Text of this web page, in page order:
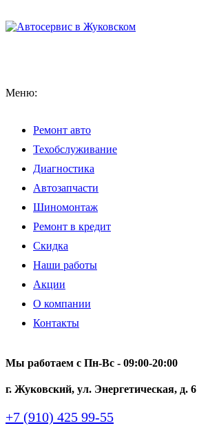
Меню:
Ремонт авто
Техобслуживание
Диагностика
Автозапчасти
Шиномонтаж
Ремонт в кредит
Скидка
Наши работы
Акции
О компании
Контакты
Мы работаем с Пн-Вc - 09:00-20:00
г. Жуковский, ул. Энергетическая, д. 6
+7 (910) 425 99-55